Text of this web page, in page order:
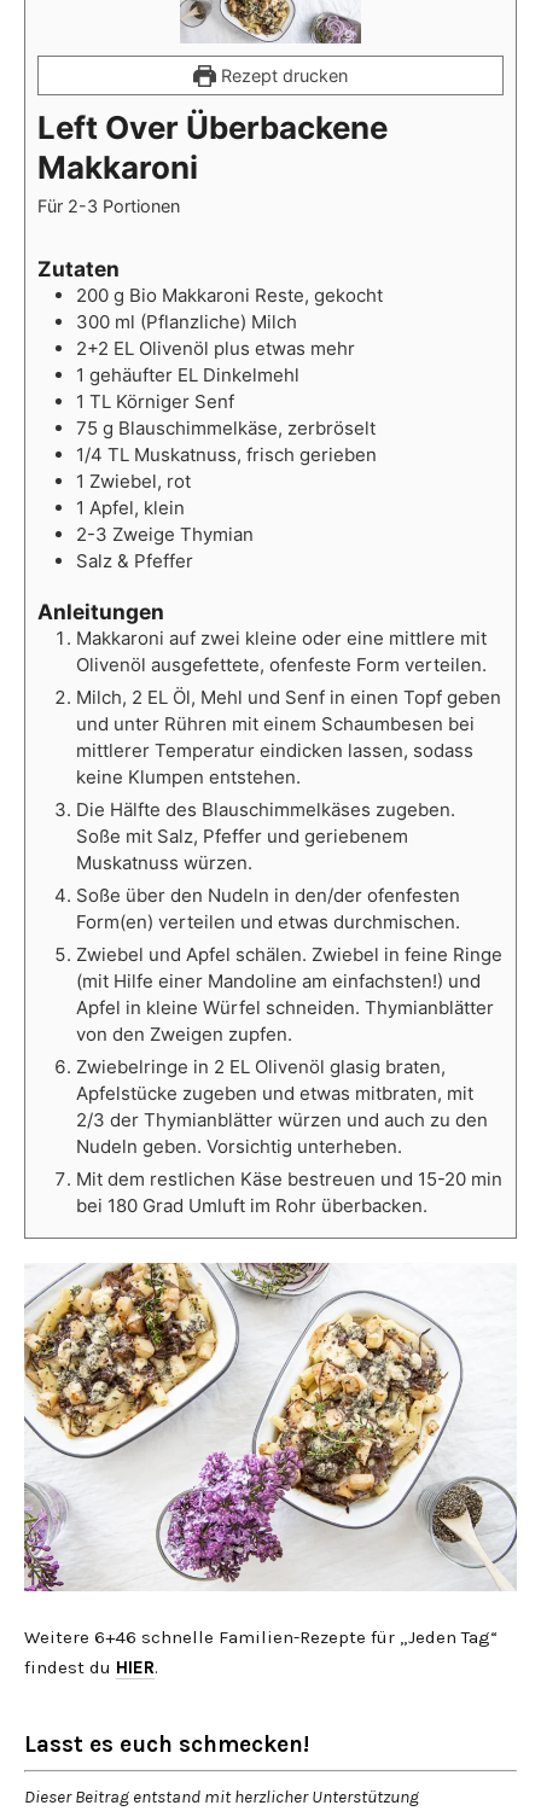
Rezept drucken
Left Over Überbackene
Makkaroni
Für 2-3 Portionen
Zutaten
200 g Bio Makkaroni Reste, gekocht
300 ml (Pflanzliche) Milch
2+2 EL Olivenöl plus etwas mehr
1 gehäufter EL Dinkelmehl
1 TL Körniger Senf
75 g Blauschimmelkäse, zerbröselt
1/4 TL Muskatnuss, frisch gerieben
1 Zwiebel, rot
1 Apfel, klein
2-3 Zweige Thymian
Salz & Pfeffer
Anleitungen
Makkaroni auf zwei kleine oder eine mittlere mit
Olivenöl ausgefettete, ofenfeste Form verteilen.
Milch, 2 EL Öl, Mehl und Senf in einen Topf geben
und unter Rühren mit einem Schaumbesen bei
mittlerer Temperatur eindicken lassen, sodass
keine Klumpen entstehen.
Die Hälfte des Blauschimmelkäses zugeben.
Soße mit Salz, Pfeffer und geriebenem
Muskatnuss würzen.
Soße über den Nudeln in den/der ofenfesten
Form(en) verteilen und etwas durchmischen.
Zwiebel und Apfel schälen. Zwiebel in feine Ringe
(mit Hilfe einer Mandoline am einfachsten!) und
Apfel in kleine Würfel schneiden. Thymianblätter
von den Zweigen zupfen.
Zwiebelringe in 2 EL Olivenöl glasig braten,
Apfelstücke zugeben und etwas mitbraten, mit
2/3 der Thymianblätter würzen und auch zu den
Nudeln geben. Vorsichtig unterheben.
Mit dem restlichen Käse bestreuen und 15-20 min
bei 180 Grad Umluft im Rohr überbacken.
Weitere 6+46 schnelle Familien-Rezepte für „Jeden Tag“
findest du HIER.
Lasst es euch schmecken!
Dieser Beitrag entstand mit herzlicher Unterstützung